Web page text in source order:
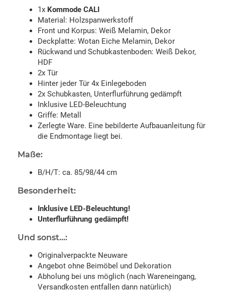
1x Kommode CALI
Material: Holzspanwerkstoff
Front und Korpus: Weiß Melamin, Dekor
Deckplatte: Wotan Eiche Melamin, Dekor
Rückwand und Schubkastenboden: Weiß Dekor,
HDF
2x Tür
Hinter jeder Tür 4x Einlegeboden
2x Schubkasten, Unterflurführung gedämpft
Inklusive LED-Beleuchtung
Griffe: Metall
Zerlegte Ware. Eine bebilderte Aufbauanleitung für
die Endmontage liegt bei.
Maße:
B/H/T: ca. 85/98/44 cm
Besonderheit:
Inklusive LED-Beleuchtung!
Unterflurführung gedämpft!
Und sonst...:
Originalverpackte Neuware
Angebot ohne Beimöbel und Dekoration
Abholung bei uns möglich (nach Wareneingang,
Versandkosten entfallen dann natürlich)